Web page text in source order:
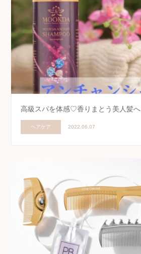
高級スパを体感♡香りまとう美人髪へ
ヘアケア 2022.06.07